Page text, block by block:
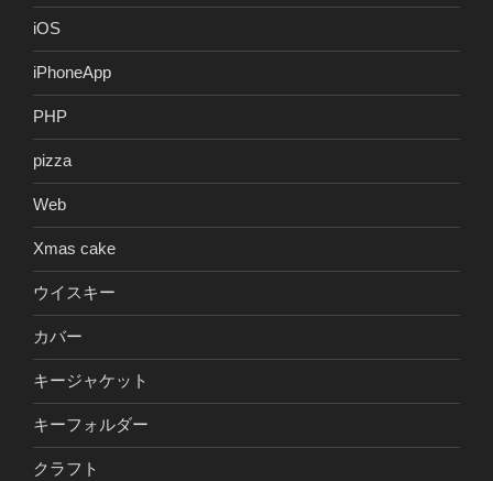
iOS
iPhoneApp
PHP
pizza
Web
Xmas cake
ウイスキー
カバー
キージャケット
キーフォルダー
クラフト